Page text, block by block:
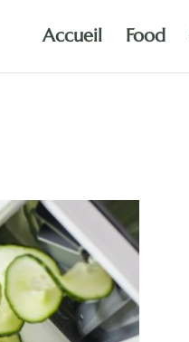
Accueil Food